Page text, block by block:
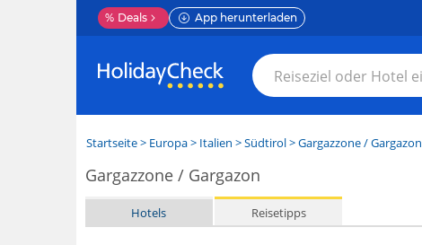
% Deals App herunterladen
Startseite> Europa> Italien >Südtirol>Gargazzone / Gargazon
Gargazzone / Gargazon
Hotels Reisetipps